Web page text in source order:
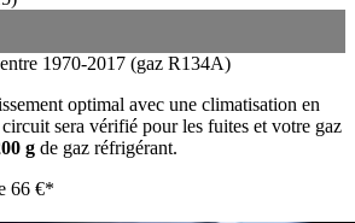
1970-2017 (gaz R134A)
optimal avec une climatisation en
sera vérifié pour les fuites et votre gaz
g de gaz réfrigérant.
66 €*